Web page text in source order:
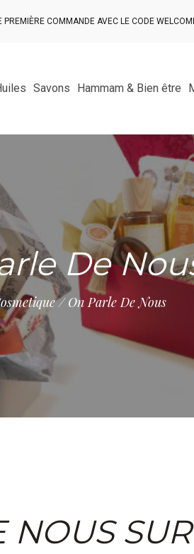
PREMIÈRE COMMANDE AVEC LE CODE
Savons Hammam & Bien être
De
/ On Parle De Nous​
NOUS